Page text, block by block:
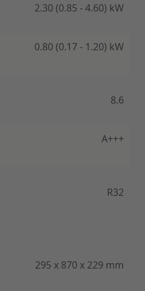
temperatuur on
täisgarantii.
pakub
2.30 (0.85 - 4.60) kW
0.80 (0.17 - 1.20) kW
8.6
A+++
R32
295 x 870 x 229 mm